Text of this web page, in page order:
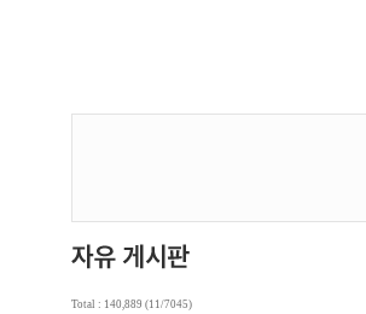
Total : 140,889 (11/7045)